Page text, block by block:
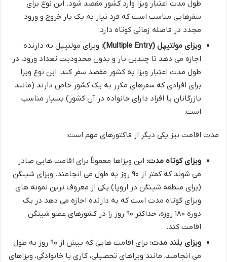
طول مدت اعتبار ویزا وارد کشور مقصد شود. این نوع برای
سفرهایی مناسب است که فرد نیاز به یک بار خروج و ورود
مجدد در فاصله زمانی کوتاه دارد.
ویزای مولتیپل (Multiple Entry):
ویزای مولتیپل به دارنده
اجازه می دهد تا چندین بار و بدون محدودیت تعداد ورود، در
طول مدت اعتبار ویزا به کشور مقصد سفر کند. این نوع ویزا
برای افرادی که سفرهای مکرر به یک کشور خاص دارند (مانند
بازرگانان یا افراد دارای خانواده در آن کشور) بسیار مناسب
است.
مدت اقامت نیز یکی دیگر از فاکتورهای مهم است:
ویزای کوتاه مدت: این ویزاها معمولاً برای اقامت هایی صادر
می شوند که کمتر از ۹۰ روز به طول می انجامند. ویزای شینگن
(برای منطقه شینگن در اروپا) یکی از معروف ترین نمونه های
ویزای کوتاه مدت است که به دارنده اجازه می دهد در یک
دوره ۱۸۰ روزه، حداکثر ۹۰ روز را در کشورهای عضو شینگن
اقامت کند.
ویزای بلند مدت:
برای اقامت هایی که بیش از ۹۰ روز به طول
می انجامند، مانند ویزاهای تحصیلی، کاری یا خانوادگی، ویزاهای